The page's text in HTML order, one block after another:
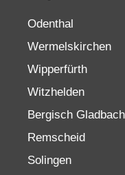
Odenthal
Wermelskirchen
Wipperfürth
Witzhelden
Bergisch Gladbach
Remscheid
Solingen